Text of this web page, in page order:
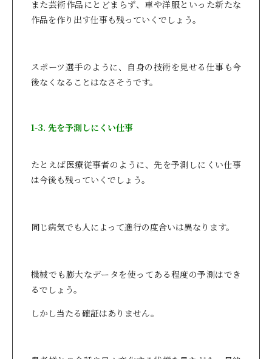
また芸術作品にとどまらず、車や洋服といった新たな
作品を作り出す仕事も残っていくでしょう。
スポーツ選手のように、自身の技術を見せる仕事も今
後なくなることはなさそうです。
1-3. 先を予測しにくい仕事
たとえば医療従事者のように、先を予測しにくい仕事
は今後も残っていくでしょう。
同じ病気でも人によって進行の度合いは異なります。
機械でも膨大なデータを使ってある程度の予測はでき
るでしょう。
しかし当たる確証はありません。